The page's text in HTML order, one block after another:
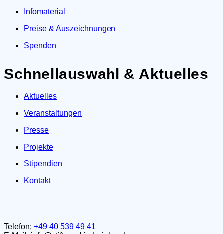
Infomaterial
Preise & Auszeichnungen
Spenden
Schnellauswahl & Aktuelles
Aktuelles
Veranstaltungen
Presse
Projekte
Stipendien
Kontakt
Telefon: +49 40 539 49 41